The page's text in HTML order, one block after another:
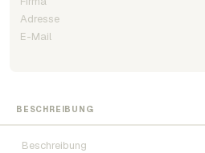
BESCHREIBUNG